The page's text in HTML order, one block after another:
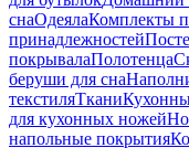
снаОдеялаКомплекты
принадлежностей
покрывалаПолотенца
беруши для сна
текстиляТкани
для кухонных ножей
напольные покрытия